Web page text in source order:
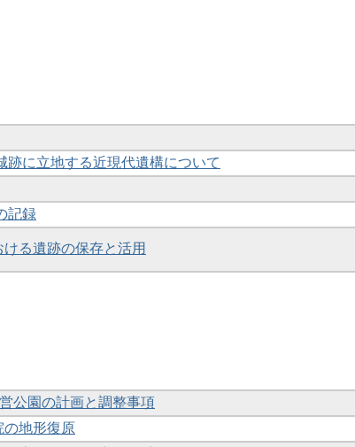
に立地する近現代遺構について
記録
る遺跡の保存と活用
公園の計画と調整事項
の地形復原